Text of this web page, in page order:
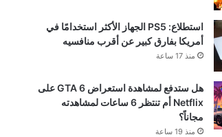
استطلاع: PS5 الجهاز الأكثر استخدامًا في
أمريكا بفارق كبير عن أقرب منافسيه
منذ 17 ساعة
هل ستدفع لمشاهدة استعراض GTA 6 على
Netflix أم تنتظر 6 ساعات لمشاهدته
مجاناً؟
منذ 19 ساعة